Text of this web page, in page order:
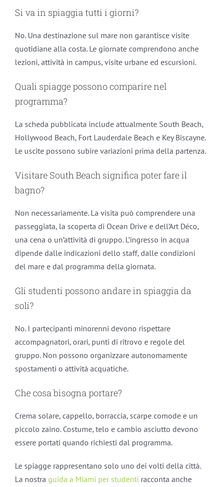
Si va in spiaggia tutti i giorni?
No. Una destinazione sul mare non garantisce visite
quotidiane alla costa. Le giornate comprendono anche
lezioni, attività in campus, visite urbane ed escursioni.
Quali spiagge possono comparire nel
programma?
La scheda pubblicata include attualmente South Beach,
Hollywood Beach, Fort Lauderdale Beach e Key Biscayne.
Le uscite possono subire variazioni prima della partenza.
Visitare South Beach significa poter fare il
bagno?
Non necessariamente. La visita può comprendere una
passeggiata, la scoperta di Ocean Drive e dell’Art Déco,
una cena o un’attività di gruppo. L’ingresso in acqua
dipende dalle indicazioni dello staff, dalle condizioni
del mare e dal programma della giornata.
Gli studenti possono andare in spiaggia da
soli?
No. I partecipanti minorenni devono rispettare
accompagnatori, orari, punti di ritrovo e regole del
gruppo. Non possono organizzare autonomamente
spostamenti o attività acquatiche.
Che cosa bisogna portare?
Crema solare, cappello, borraccia, scarpe comode e un
piccolo zaino. Costume, telo e cambio asciutto devono
essere portati quando richiesti dal programma.
Le spiagge rappresentano solo uno dei volti della città.
La nostra guida a Miami per studenti racconta anche